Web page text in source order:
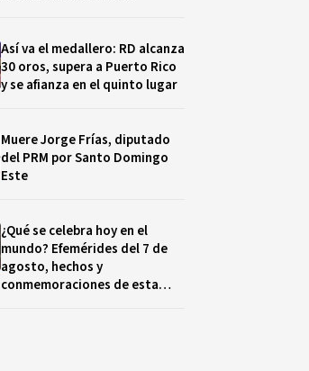
Así va el medallero: RD alcanza
30 oros, supera a Puerto Rico
y se afianza en el quinto lugar
Muere Jorge Frías, diputado
del PRM por Santo Domingo
Este
¿Qué se celebra hoy en el
mundo? Efemérides del 7 de
agosto, hechos y
conmemoraciones de esta